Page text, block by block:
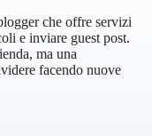
che offre servizi
e inviare guest post.
ma una
facendo nuove